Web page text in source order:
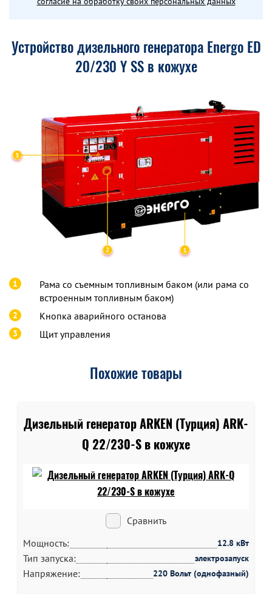
Устройство дизельного генератора Energo ED
20/230 Y SS в кожухе
1
Рама со съемным топливным баком (или рама со
встроенным топливным баком)
2 Кнопка аварийного останова
3 Щит управления
Похожие товары
Дизельный генератор ARKEN (Турция) ARK-
Q 22/230-S в кожухе
Сравнить
Мощность:
12.8 кВт
Тип запуска: электрозапуск
Напряжение: 220 Вольт (однофазный)